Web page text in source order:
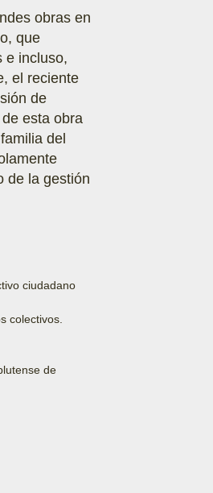
obras en
que
e incluso,
el reciente
de
esta obra
del
de la gestión
ciudadano
colectivos.
de